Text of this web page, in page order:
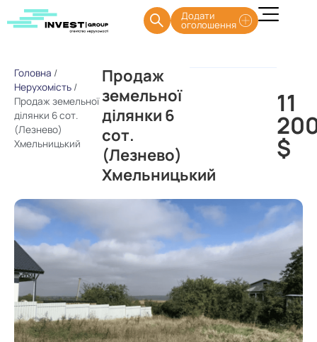
Додати
оголошення
Головна /
Нерухомість /
Продаж земельної
ділянки 6 сот.
(Лезнево)
Хмельницький
Продаж
земельної
ділянки 6
сот.
(Лезнево)
Хмельницький
11
$